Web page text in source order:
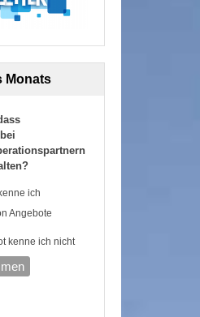
Monats
ich
Angebote
kenne ich nicht